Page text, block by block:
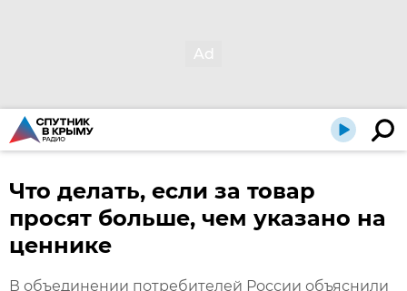
Что делать, если за товар
просят больше, чем указано на
ценнике
В объединении потребителей России объяснили